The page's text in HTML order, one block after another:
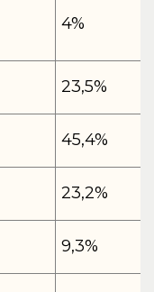
4%
23,5%
45,4%
23,2%
9,3%